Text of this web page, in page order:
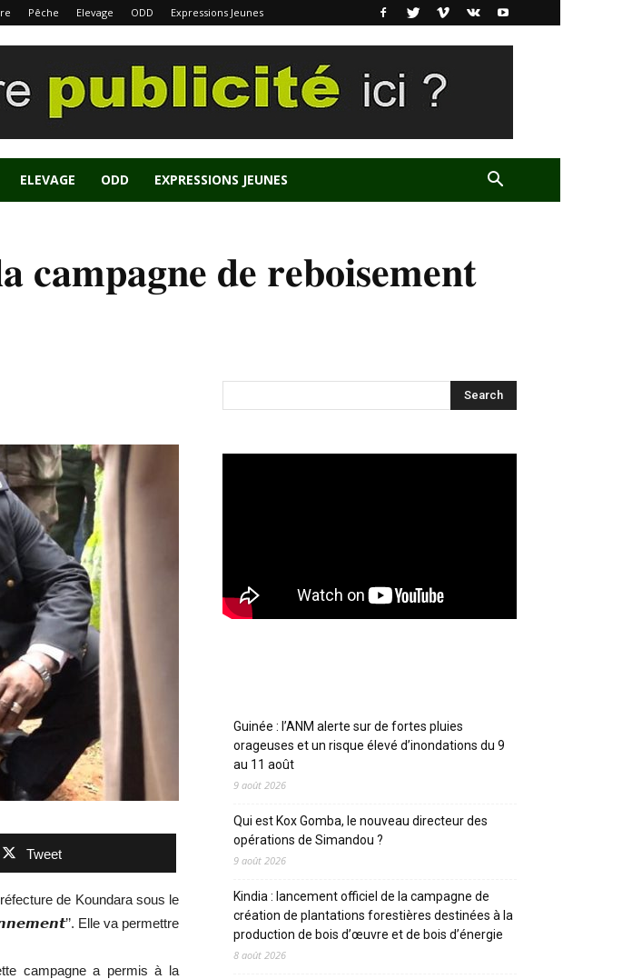
Pêche Elevage ODD Expressions Jeunes
ELEVAGE ODD EXPRESSIONS JEUNES
𝐜𝐚𝐦𝐩𝐚𝐠𝐧𝐞 𝐝𝐞 𝐫𝐞𝐛𝐨𝐢𝐬𝐞𝐦𝐞𝐧𝐭
Tweet
de Koundara sous le
Elle va permettre
campagne a permis à la
Guinée : l’ANM alerte sur de fortes pluies
orageuses et un risque élevé d’inondations du 9
au 11 août
9 août 2026
Qui est Kox Gomba, le nouveau directeur des
opérations de Simandou ?
9 août 2026
Kindia : lancement officiel de la campagne de
création de plantations forestières destinées à la
production de bois d’œuvre et de bois d’énergie
8 août 2026